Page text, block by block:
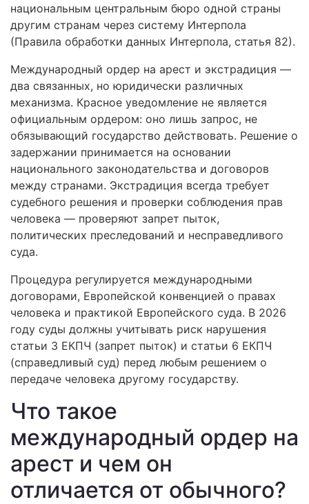
национальным центральным бюро одной страны
другим странам через систему Интерпола
(Правила обработки данных Интерпола, статья 82).
Международный ордер на арест и экстрадиция —
два связанных, но юридически различных
механизма. Красное уведомление не является
официальным ордером: оно лишь запрос, не
обязывающий государство действовать. Решение о
задержании принимается на основании
национального законодательства и договоров
между странами. Экстрадиция всегда требует
судебного решения и проверки соблюдения прав
человека — проверяют запрет пыток,
политических преследований и несправедливого
суда.
Процедура регулируется международными
договорами, Европейской конвенцией о правах
человека и практикой Европейского суда. В 2026
году суды должны учитывать риск нарушения
статьи 3 ЕКПЧ (запрет пыток) и статьи 6 ЕКПЧ
(справедливый суд) перед любым решением о
передаче человека другому государству.
Что такое
международный ордер на
арест и чем он
отличается от обычного?